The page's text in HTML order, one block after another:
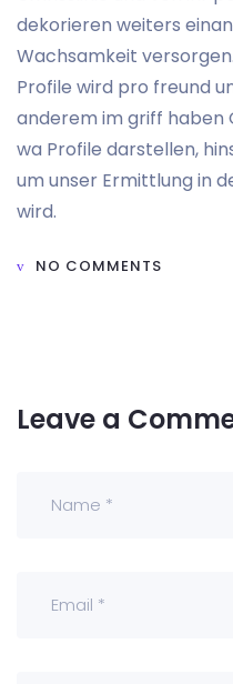
dekorieren weiters
Wachsamkeit
Profile wird pro freund
anderem im griff haben
wa Profile darstellen,
um unser Ermittlung in
wird.
NO COMMENTS
Leave a